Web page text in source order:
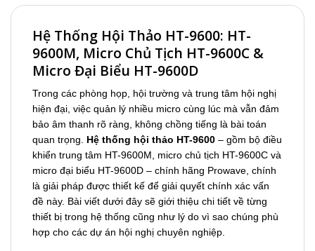
Hệ Thống Hội Thảo HT-9600: HT-
9600M, Micro Chủ Tịch HT-9600C &
Micro Đại Biểu HT-9600D
Trong các phòng họp, hội trường và trung tâm hội nghị
hiện đại, việc quản lý nhiều micro cùng lúc mà vẫn đảm
bảo âm thanh rõ ràng, không chồng tiếng là bài toán
quan trọng. Hệ thống hội thảo HT-9600 – gồm bộ điều
khiển trung tâm HT-9600M, micro chủ tịch HT-9600C và
micro đại biểu HT-9600D – chính hãng Prowave, chính
là giải pháp được thiết kế để giải quyết chính xác vấn
đề này. Bài viết dưới đây sẽ giới thiệu chi tiết về từng
thiết bị trong hệ thống cũng như lý do vì sao chúng phù
hợp cho các dự án hội nghị chuyên nghiệp.